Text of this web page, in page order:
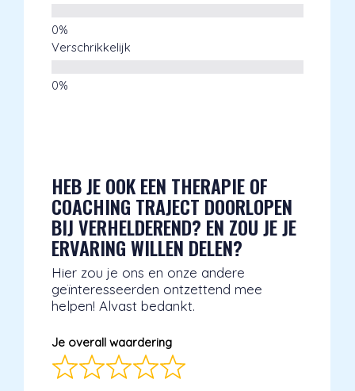
Verschrikkelijk
HEB JE OOK EEN THERAPIE OF
COACHING TRAJECT DOORLOPEN
BIJ VERHELDEREND? EN ZOU JE JE
ERVARING WILLEN DELEN?
Hier zou je ons en onze andere
geïnteresseerden ontzettend mee
helpen! Alvast bedankt.
Je overall waardering